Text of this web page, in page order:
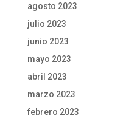
agosto 2023
julio 2023
junio 2023
mayo 2023
abril 2023
marzo 2023
febrero 2023